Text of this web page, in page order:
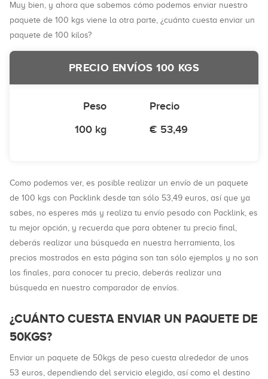
Muy bien, y ahora que sabemos cómo podemos enviar nuestro
paquete de 100 kgs viene la otra parte, ¿cuánto cuesta enviar un
paquete de 100 kilos?
PRECIO ENVÍOS 100 KGS
Peso
Precio
100 kg
€ 53,49
Como podemos ver, es posible realizar un envío de un paquete
de 100 kgs con Packlink desde tan sólo 53,49 euros, así que ya
sabes, no esperes más y realiza tu envío pesado con Packlink, es
tu mejor opción, y recuerda que para obtener tu precio final,
deberás realizar una búsqueda en nuestra herramienta, los
precios mostrados en esta página son tan sólo ejemplos y no son
los finales, para conocer tu precio, deberás realizar una
búsqueda en nuestro comparador de envíos.
¿CUÁNTO CUESTA ENVIAR UN PAQUETE DE
50KGS?
Enviar un paquete de 50kgs de peso cuesta alrededor de unos
53 euros, dependiendo del servicio elegido, así como el destino